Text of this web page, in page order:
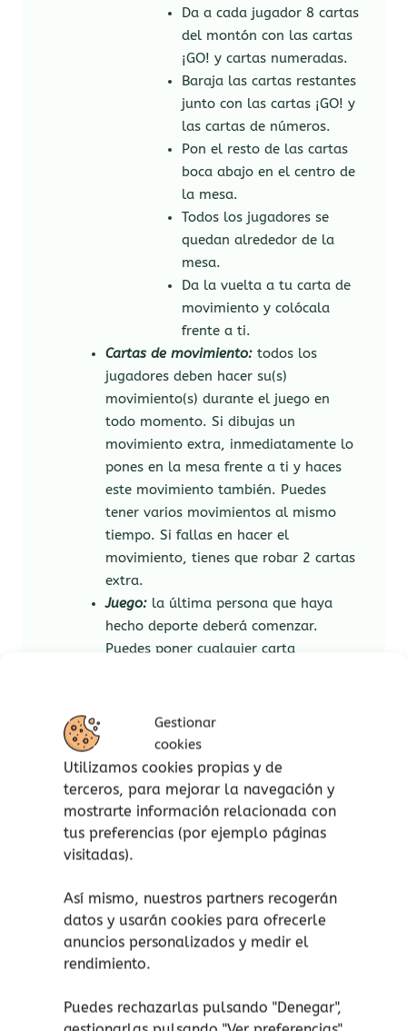
Gestionar
cookies
Utilizamos cookies propias y de
terceros, para mejorar la navegación y
mostrarte información relacionada con
tus preferencias (por ejemplo páginas
visitadas).
Así mismo, nuestros partners recogerán
datos y usarán cookies para ofrecerle
anuncios personalizados y medir el
rendimiento.
Puedes rechazarlas pulsando "Denegar",
Da a cada jugador 8 cartas
del montón con las cartas
¡GO! y cartas numeradas.
Baraja las cartas restantes
junto con las cartas ¡GO! y
las cartas de números.
Pon el resto de las cartas
boca abajo en el centro de
la mesa.
Todos los jugadores se
quedan alrededor de la
mesa.
Da la vuelta a tu carta de
movimiento y colócala
frente a ti.
Cartas de movimiento:todos los
jugadores deben hacer su(s)
movimiento(s) durante el juego en
todo momento. Si dibujas un
movimiento extra, inmediatamente lo
pones en la mesa frente a ti y haces
este movimiento también. Puedes
tener varios movimientos al mismo
tiempo. Si fallas en hacer el
movimiento, tienes que robar 2 cartas
extra.
Juego:la última persona que haya
hecho deporte deberá comenzar.
Puedes poner cualquier carta
agujas del reloj juegan una carta.
Tenéis que seguir el número o el color.
Cartas ¡GO!
Las cartas ¡GO! se pueden
jugar en cualquier
momento del juego. No
Todos los jugadores tienen
que hacer el movimiento
lo más rápido que puedan
de cartas.